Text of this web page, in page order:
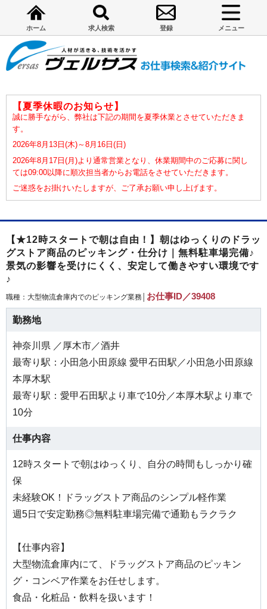
ホーム 求人検索 登録 メニュー
【夏季休暇のお知らせ】
誠に勝手ながら、弊社は下記の期間を夏季休業とさせていただきま
す。
2026年8月13日(木)～8月16日(日)
2026年8月17日(月)より通常営業となり、休業期間中のご応募に関し
ては09:00以降に順次担当者からお電話をさせていただきます。
ご迷惑をお掛けいたしますが、ご了承お願い申し上げます。
【★12時スタートで朝は自由！】朝はゆっくりのドラッ
グストア商品のピッキング・仕分け｜無料駐車場完備♪
景気の影響を受けにくく、安定して働きやすい環境です
♪
職種：大型物流倉庫内でのピッキング業務│ お仕事ID／39408
勤務地
神奈川県 ／厚木市／酒井
最寄り駅：小田急小田原線 愛甲石田駅／小田急小田原線
本厚木駅
最寄り駅：愛甲石田駅より車で10分／本厚木駅より車で
10分
仕事内容
12時スタートで朝はゆっくり、自分の時間もしっかり確
保
未経験OK！ドラッグストア商品のシンプル軽作業
週5日で安定勤務◎無料駐車場完備で通勤もラクラク
【仕事内容】
大型物流倉庫内にて、ドラッグストア商品のピッキン
グ・コンベア作業をお任せします。
食品・化粧品・飲料を扱います！